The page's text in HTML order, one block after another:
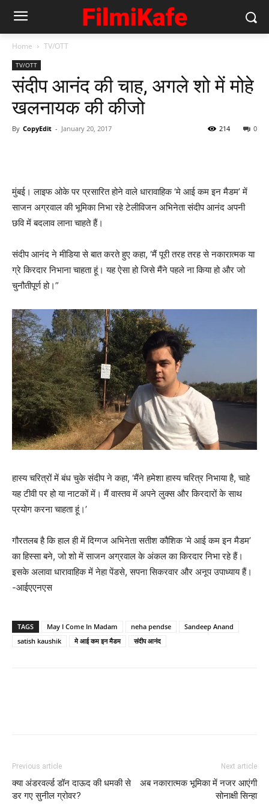
Home TV/OTT
TV/OTT
संदीप आनंद की चाह, अगले शो में मोहे
खलनायक की कीजो
By CopyEdit - January 20, 2017 0
214
मुंबई। लाइफ ओके पर प्रसारित होने वाले धारावाहिक ‘मे आई कम इन मैडम’ में
साजन अग्रवाल की भूमिका निभा रहे टेलीविजन अभिनेता संदीप आनंद अपनी
छवि में बदलाव लाना चाहते हैं।
संदीप आनंद ने मीडिया से बात करते हुए कहा, ‘मैं पूरी तरह तरह से नकारात्मक या
ग्रे किरदार निभाना चाहता हूं। यह ऐसा हो जिसे मैंने पहले ना किया हो और जो
चुनौतीपूर्ण हो।”
हास्‍य चरित्रों में बंध चुके संदीप ने कहा, ‘मैंने हमेशा हास्य चरित्र निभाया है, चाहे
यह टीवी पर हो या नाटकों में। मैं वास्तव में अपने लुक्स और किरदारों के साथ
प्रयोग करना चाहता हूं।’
गौरतलब है कि हाल ही में दिग्गज अभिनेता सतीश कौशिक ‘मे आई कम इन मैडम’
का हिस्सा बने, जो शो में साजन अग्रवाल के अंकल का किरदार निभा रहे हैं।
इसके अलावा धारावाहिक में नेहा पेंडसे, सपना सिकरवार और अनूप उपाध्याय हैं।
-आईएएनएस
TAGS May I Come In Madam neha pendse
Sandeep Anand
satish kaushik
मे आई कम इन मैडम संदीप आनंद
Previous article
क्‍या अंडरवर्ल्‍ड डॉन दाऊद की धमकी से
डर गए सुनील ग्रोवर?
Next article
अब नकारात्‍मक भूमिका में नजर आएंगी
सोनाक्षी सिन्‍हा